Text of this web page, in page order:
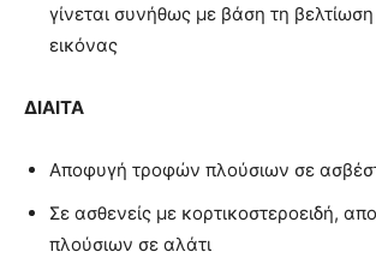
γίνεται συνήθως με βάση τη βελτίωση
εικόνας
ΔΙΑΙΤΑ
Αποφυγή τροφών πλούσιων σε
Σε ασθενείς με κορτικοστεροειδή,
πλούσιων σε αλάτι